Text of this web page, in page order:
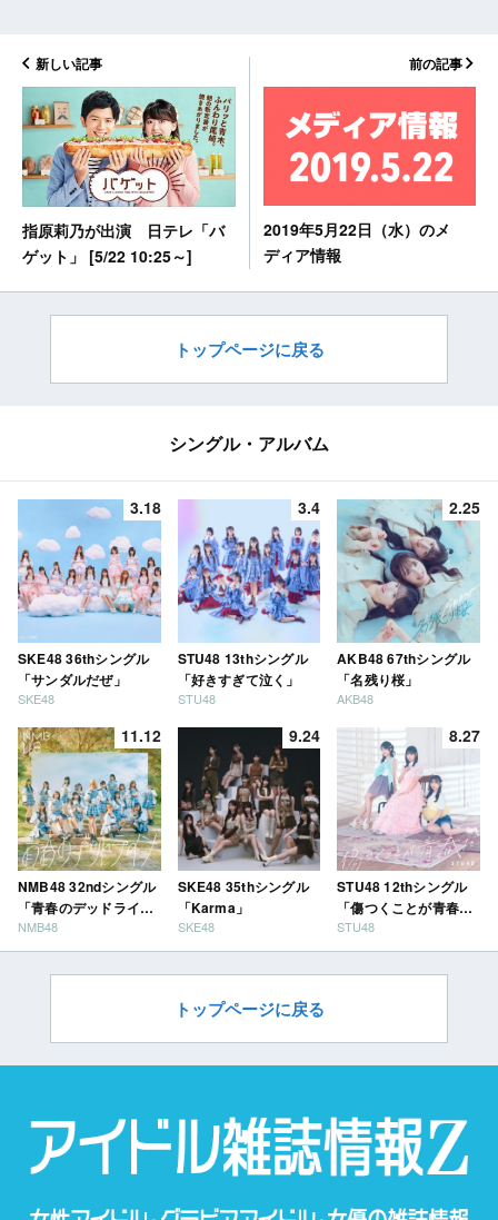
新しい記事
指原莉乃が出演 日テレ「バ
ゲット」 [5/22 10:25～]
前の記事
2019年5月22日（水）のメ
ディア情報
トップページに戻る
シングル・アルバム
3.18
SKE48 36thシングル
「サンダルだぜ」
SKE48
3.4
STU48 13thシングル
「好きすぎて泣く」
STU48
2.25
AKB48 67thシングル
「名残り桜」
AKB48
11.12
NMB48 32ndシングル
「青春のデッドライ
ン」
NMB48
9.24
SKE48 35thシングル
「Karma」
SKE48
8.27
STU48 12thシングル
「傷つくことが青春
だ」
STU48
トップページに戻る